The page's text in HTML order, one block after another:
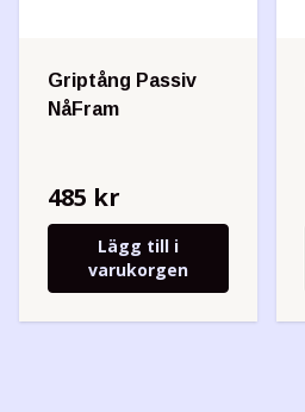
Griptång Passiv
NåFram
485 kr
Lägg till i
varukorgen